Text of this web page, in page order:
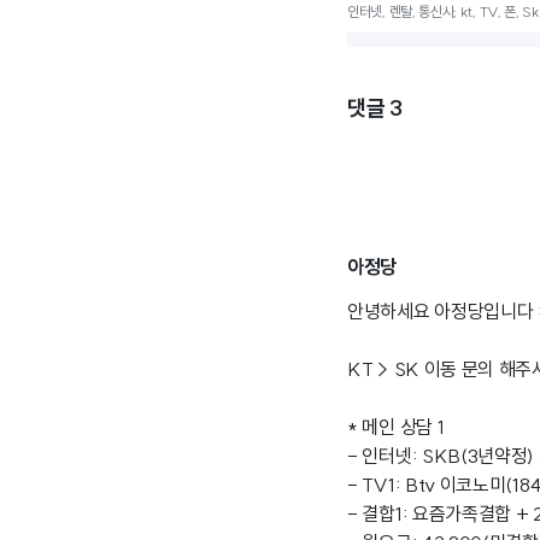
인터넷, 렌탈, 통신사, kt, TV, 폰,
댓글 3
아정당
안녕하세요 아정당입니다
KT > SK 이동 문의 해주
* 메인 상담 1
- 인터넷: SKB(3년약
- TV1: Btv 이코노미
- 결합1: 요즘가족결합 +